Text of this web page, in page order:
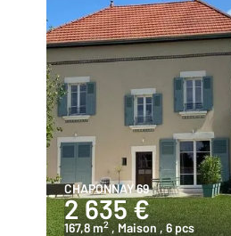
CHAPONNAY 69
2 635 €
167,8 m2 , Maison , 6 pcs